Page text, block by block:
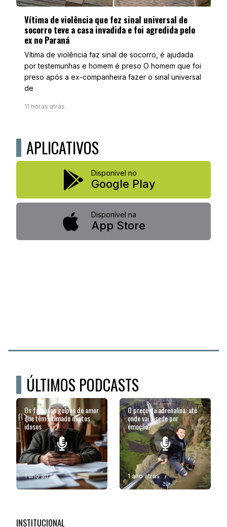
Vítima de violência que fez sinal universal de
socorro teve a casa invadida e foi agredida pelo
ex no Paraná
Vítima de violência faz sinal de socorro, é ajudada
por testemunhas e homem é preso O homem que foi
preso após a ex-companheira fazer o sinal universal
de
11 horas atrás
APLICATIVOS
Disponível no
Google Play
Disponível na
App Store
ÚLTIMOS PODCASTS
Os famosos golpes do amor
que têm vitimado muitos
idosos
1 ano atrás
O preço da adrenalina: até
onde vai a sede por
emoção?
1 ano atrás
INSTITUCIONAL